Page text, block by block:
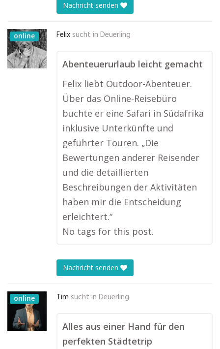
Nachricht senden
online Felix sucht in Deuerling
Abenteuerurlaub leicht gemacht
Felix liebt Outdoor-Abenteuer.
Über das Online-Reisebüro
buchte er eine Safari in Südafrika
inklusive Unterkünfte und
geführter Touren. „Die
Bewertungen anderer Reisender
und die detaillierten
Beschreibungen der Aktivitäten
haben mir die Entscheidung
erleichtert.“
No tags for this post.
Nachricht senden
online Tim sucht in Deuerling
Alles aus einer Hand für den
perfekten Städtetrip